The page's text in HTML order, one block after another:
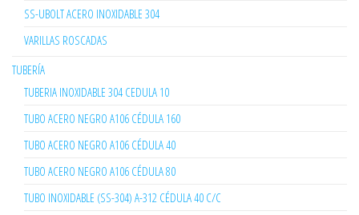
SS-UBOLT ACERO INOXIDABLE 304
VARILLAS ROSCADAS
TUBERÍA
TUBERIA INOXIDABLE 304 CEDULA 10
TUBO ACERO NEGRO A106 CÉDULA 160
TUBO ACERO NEGRO A106 CÉDULA 40
TUBO ACERO NEGRO A106 CÉDULA 80
TUBO INOXIDABLE (SS-304) A-312 CÉDULA 40 C/C